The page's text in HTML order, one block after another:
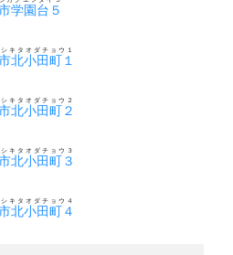
学園台５
北小田町１
キタオダチョウ１
北小田町２
キタオダチョウ２
北小田町３
キタオダチョウ３
北小田町４
キタオダチョウ４